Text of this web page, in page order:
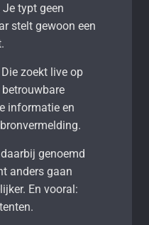
typt geen
stelt gewoon een
zoekt live op
informatie en
genoemd
anders gaan
En vooral: